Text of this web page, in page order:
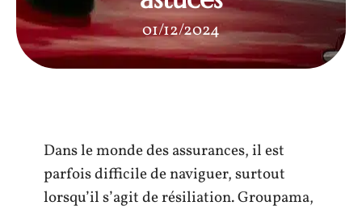
01/12/2024
Dans le monde des assurances, il est
parfois difficile de naviguer, surtout
lorsqu’il s’agit de résiliation. Groupama,